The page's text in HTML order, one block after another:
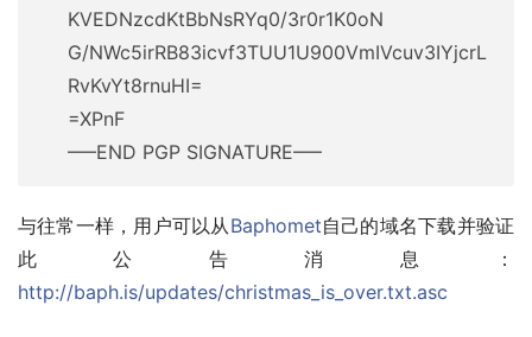
KVEDNzcdKtBbNsRYq0/3r0r1K0oN
G/NWc5irRB83icvf3TUU1U900VmIVcuv3IYjcrL
RvKvYt8rnuHI=
=XPnF
—–END PGP SIGNATURE—–
与往常一样，用户可以从Baphomet自己的域名下载并验证
此公告消息：
http://baph.is/updates/christmas_is_over.txt.asc